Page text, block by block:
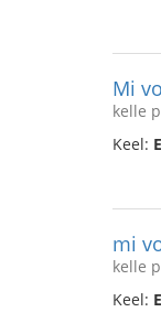
Mi
kelle
Keel:
mi
kelle
Keel: